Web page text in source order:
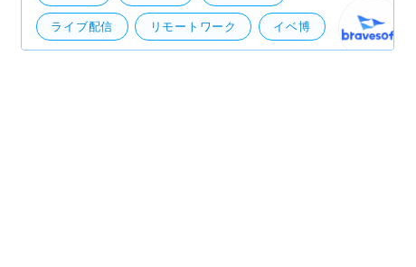
ライブ配信 リモートワーク イベ博